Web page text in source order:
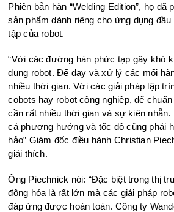
Phiên bản hàn “Welding Edition”, họ đã
sản phẩm dành riêng cho ứng dụng đầu
tập của robot.
“Với các đường hàn phức tạp gây khó
dụng robot. Để dạy và xử lý các mối
nhiều thời gian. Với các giải pháp lập
cobots hay robot công nghiệp, để
cần rất nhiều thời gian và sự kiên
cả phương hướng và tốc độ cũng phải
hảo” Giám đốc điều hành Christian
giải thích.
Ông Piechnick nói: “Đặc biệt trong thị
động hóa là rất lớn mà các giải pháp
đáp ứng được hoàn toàn. Công ty